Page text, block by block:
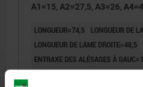
A1=15, A2=27,5, A3=26,
LONGUEUR=74,5
LONGUEUR DE
LONGUEUR DE LAME DROITE=48,5
ENTRAXE DES ALÉSAGES À
ENTRAXE DES ALÉSAGES